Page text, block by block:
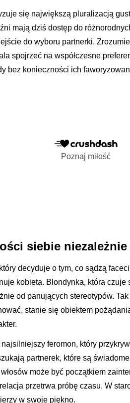
się największą pluralizacją
mają dziś dostęp do
do wyboru partnerki.
spojrzeć na współczesne
bez konieczności ich
Poznaj miłość
siebie
decyduje o tym, co sądzą
kobieta. Blondynka, która
od panujących stereotypów.
stanie się obiektem
feromon, który
partnerek, które są
może być początkiem
przetrwa próbę czasu. W
w swoje piękno.